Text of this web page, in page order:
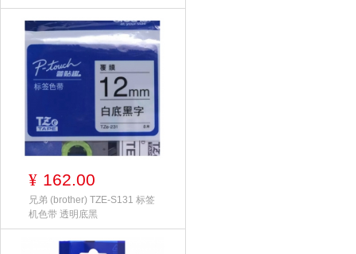
¥ 162.00
兄弟 (brother) TZE-S131 标签
机色带 透明底黑